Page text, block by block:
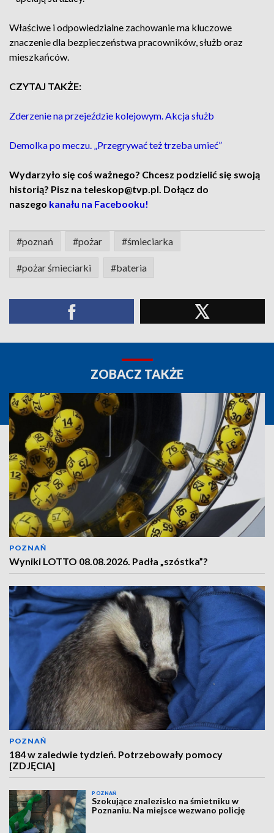
Właściwe i odpowiedzialne zachowanie ma kluczowe
znaczenie dla bezpieczeństwa pracowników, służb oraz
mieszkańców.
CZYTAJ TAKŻE:
Zderzenie na przejeździe kolejowym. Akcja służb
Demolka po meczu. „Przegrywać też trzeba umieć”
Wydarzyło się coś ważnego? Chcesz podzielić się swoją
historią? Pisz na teleskop@tvp.pl. Dołącz do
naszego kanału na Facebooku!
#poznań #pożar #śmieciarka
#pożar śmieciarki #bateria
ZOBACZ TAKŻE
POZNAŃ
Wyniki LOTTO 08.08.2026. Padła „szóstka”?
POZNAŃ
184 w zaledwie tydzień. Potrzebowały pomocy
[ZDJĘCIA]
POZNAŃ
Szokujące znalezisko na śmietniku w
Poznaniu. Na miejsce wezwano policję